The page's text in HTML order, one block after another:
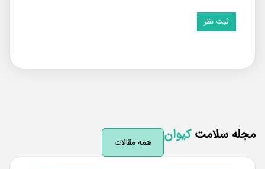
سلامتکیوان همه مقالات